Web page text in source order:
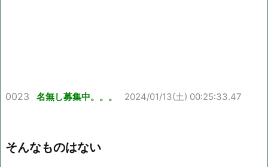
0023 名無し募集中。。。 2024/01/13(土) 00:25:33.47
そんなものはない